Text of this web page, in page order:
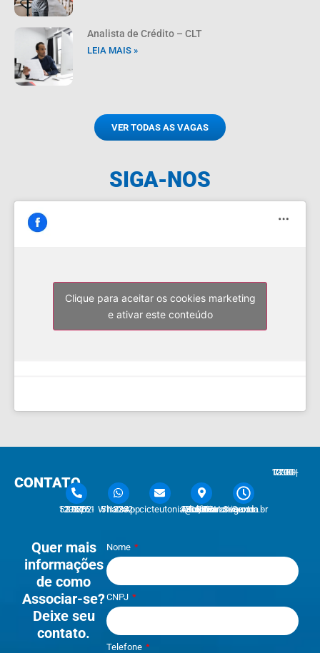
Analista de Crédito – CLT
LEIA MAIS »
VER TODAS AS VAGAS
SIGA-NOS
Clique para aceitar os cookies marketing
e ativar este conteúdo
CONTATO
51 3762-1233 | 51 3762-1030 51 3762-1233 WhatsAppcicteutonia@cicteutonia.com.br
Rua Um Sul, 77 - Centro Administrativo Teutônia - RS Segunda - Sexta
7:30 - 12:00 | 13:30 - 17:30
Quer mais
informações
de como
Associar-se?
Deixe seu
contato.
Nome
CNPJ
Telefone